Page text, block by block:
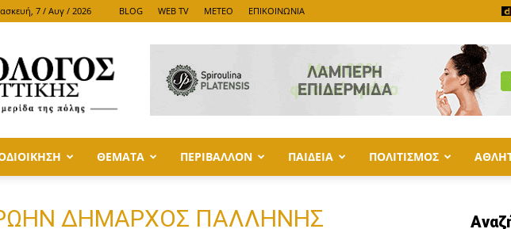
7 / Αυγ / 2026 BLOG WEB TV METEO ΕΠΙΚΟΙΝΩΝΙΑ
ΑΤΤΙΚΗΣ
ΘΕΜΑΤΑ ΠΕΡΙΒΑΛΛΟΝ ΠΑΙΔΕΙΑ ΠΟΛΙΤΙΣΜΟΣ
ΔΗΜΑΡΧΟΣ ΠΑΛΛΗΝΗΣ